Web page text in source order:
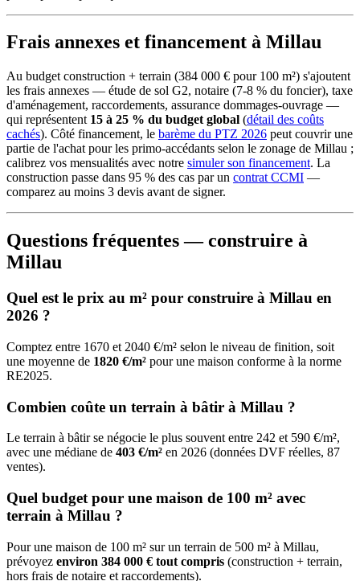
Frais annexes et financement à Millau
Au budget construction + terrain (384 000 € pour 100 m²) s'ajoutent
les frais annexes — étude de sol G2, notaire (7-8 % du foncier), taxe
d'aménagement, raccordements, assurance dommages-ouvrage —
qui représentent 15 à 25 % du budget global (détail des coûts
cachés). Côté financement, le barème du PTZ 2026 peut couvrir une
partie de l'achat pour les primo-accédants selon le zonage de Millau ;
calibrez vos mensualités avec notre simuler son financement. La
construction passe dans 95 % des cas par un contrat CCMI —
comparez au moins 3 devis avant de signer.
Questions fréquentes — construire à
Millau
Quel est le prix au m² pour construire à Millau en
2026 ?
Comptez entre 1670 et 2040 €/m² selon le niveau de finition, soit
une moyenne de 1820 €/m² pour une maison conforme à la norme
RE2025.
Combien coûte un terrain à bâtir à Millau ?
Le terrain à bâtir se négocie le plus souvent entre 242 et 590 €/m²,
avec une médiane de 403 €/m² en 2026 (données DVF réelles, 87
ventes).
Quel budget pour une maison de 100 m² avec
terrain à Millau ?
Pour une maison de 100 m² sur un terrain de 500 m² à Millau,
prévoyez environ 384 000 € tout compris (construction + terrain,
hors frais de notaire et raccordements).